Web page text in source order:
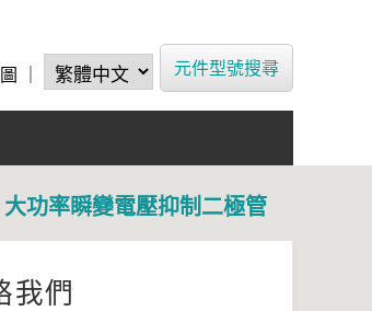
元件型號搜尋
大功率瞬變電壓抑制二極管
我們